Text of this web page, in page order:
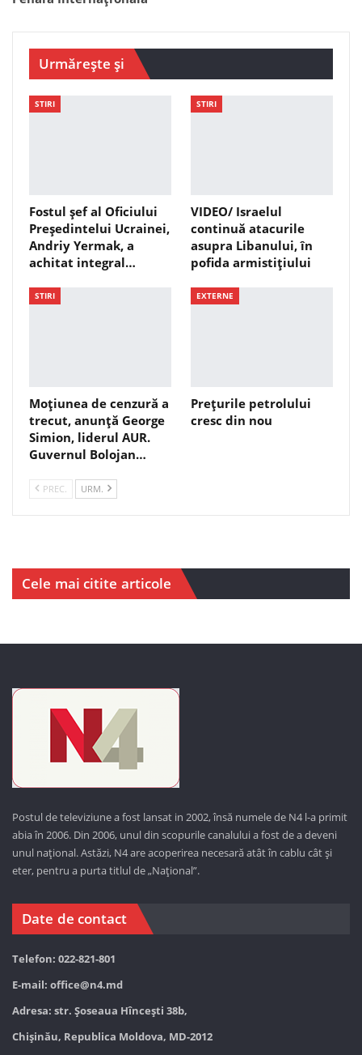
Urmărește și
STIRI
Fostul șef al Oficiului
Președintelui Ucrainei,
Andriy Yermak, a
achitat integral…
STIRI
VIDEO/ Israelul
continuă atacurile
asupra Libanului, în
pofida armistițiului
STIRI
Moțiunea de cenzură a
trecut, anunță George
Simion, liderul AUR.
Guvernul Bolojan…
EXTERNE
Prețurile petrolului
cresc din nou
PREC. URM.
Cele mai citite articole
Postul de televiziune a fost lansat in 2002, însă numele de N4 l-a primit
abia în 2006. Din 2006, unul din scopurile canalului a fost de a deveni
unul național. Astăzi, N4 are acoperirea necesară atât în cablu cât și
eter, pentru a purta titlul de „Național”.
Date de contact
Telefon: 022-821-801
E-mail: office@n4.md
Adresa: str. Șoseaua Hînceşti 38b,
Chișinău, Republica Moldova, MD-2012